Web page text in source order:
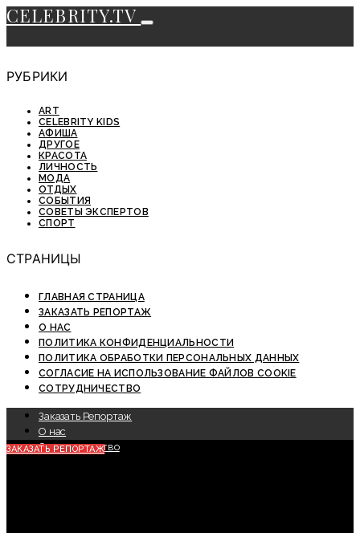
CELEBRITY.TV
РУБРИКИ
ART
CELEBRITY KIDS
АФИША
ДРУГОЕ
КРАСОТА
ЛИЧНОСТЬ
МОДА
ОТДЫХ
СОБЫТИЯ
СОВЕТЫ ЭКСПЕРТОВ
СПОРТ
СТРАНИЦЫ
ГЛАВНАЯ СТРАНИЦА
ЗАКАЗАТЬ РЕПОРТАЖ
О НАС
ПОЛИТИКА КОНФИДЕНЦИАЛЬНОСТИ
ПОЛИТИКА ОБРАБОТКИ ПЕРСОНАЛЬНЫХ ДАННЫХ
СОГЛАСИЕ НА ИСПОЛЬЗОВАНИЕ ФАЙЛОВ COOKIE
СОТРУДНИЧЕСТВО
Заказать Репортаж
О нас
Сотрудничество
ЗАКАЗАТЬ РЕПОРТАЖ